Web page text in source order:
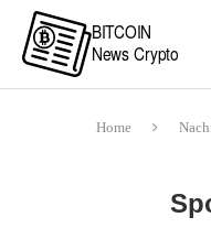
Home